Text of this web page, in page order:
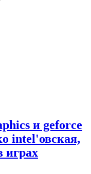
и geforce
intel'овская,
играх